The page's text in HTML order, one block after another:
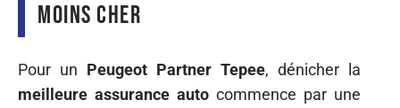
moins cher
Pour un Peugeot Partner Tepee, dénicher la
meilleure assurance auto commence par une